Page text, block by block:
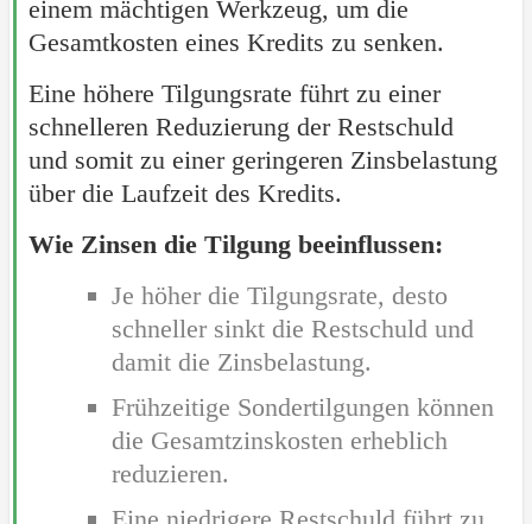
einem mächtigen Werkzeug, um die
Gesamtkosten eines Kredits zu senken.
Eine höhere Tilgungsrate führt zu einer
schnelleren Reduzierung der Restschuld
und somit zu einer geringeren Zinsbelastung
über die Laufzeit des Kredits.
Wie Zinsen die Tilgung beeinflussen:
Je höher die Tilgungsrate, desto
schneller sinkt die Restschuld und
damit die Zinsbelastung.
Frühzeitige Sondertilgungen können
die Gesamtzinskosten erheblich
reduzieren.